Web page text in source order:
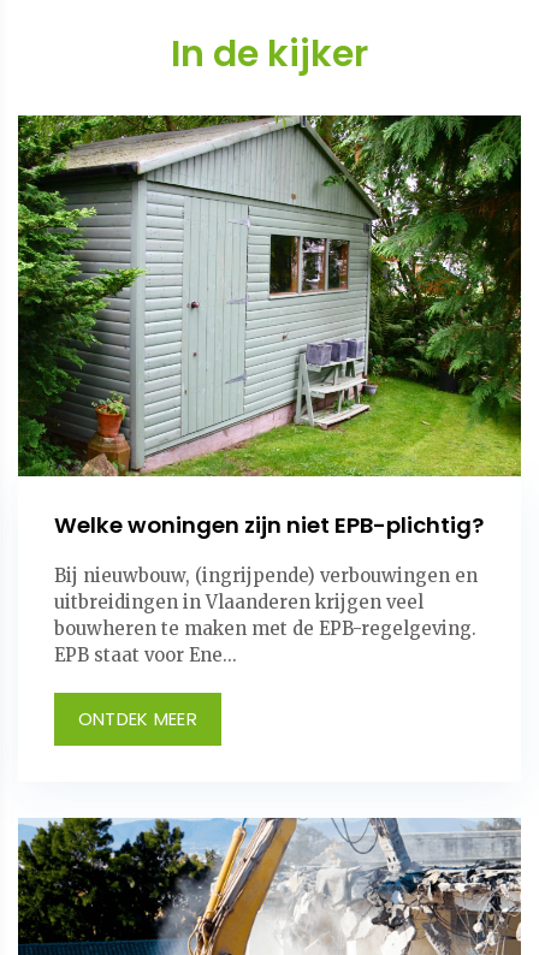
In de kijker
Welke woningen zijn niet EPB-plichtig?
Bij nieuwbouw, (ingrijpende) verbouwingen en
uitbreidingen in Vlaanderen krijgen veel
bouwheren te maken met de EPB-regelgeving.
EPB staat voor Ene...
ONTDEK MEER